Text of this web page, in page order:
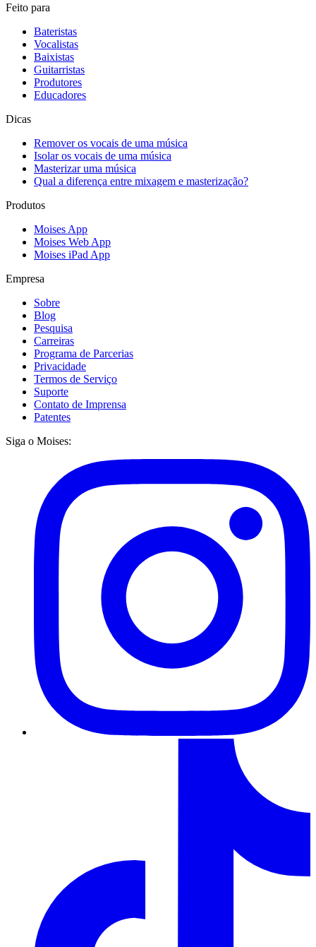
Feito para
Bateristas
Vocalistas
Baixistas
Guitarristas
Produtores
Educadores
Dicas
Remover os vocais de uma música
Isolar os vocais de uma música
Masterizar uma música
Qual a diferença entre mixagem e masterização?
Produtos
Moises App
Moises Web App
Moises iPad App
Empresa
Sobre
Blog
Pesquisa
Carreiras
Programa de Parcerias
Privacidade
Termos de Serviço
Suporte
Contato de Imprensa
Patentes
Siga o Moises: